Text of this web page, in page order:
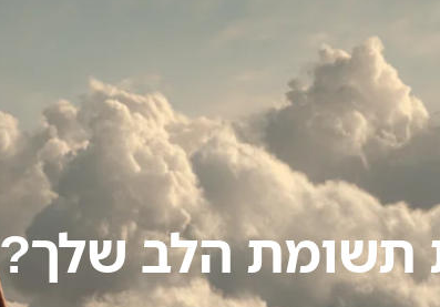
תשומת הלב שלך?